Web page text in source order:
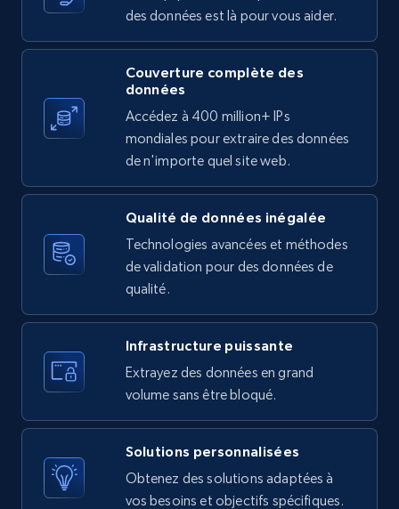
X (formerly Twitter) - Posts
ID, User posted, Name, Description, Date
posted, Photos, URL, Quoted post, and more.
1.2K+
X (formerly Twitter) - Posts - Collecting
Twitter posts URLs
posted, Photos, URL, Quoted post, and more.
10.3K+ 1.2K+ Essai gratuit
X (formerly Twitter) - Posts - Getting x
posts by array of profiles
des données est là pour vous aider.
Couverture complète des
données
Accédez à 400 million+ IPs
mondiales pour extraire des données
de n'importe quel site web.
Qualité de données inégalée
Technologies avancées et méthodes
de validation pour des données de
qualité.
Infrastructure puissante
Extrayez des données en grand
volume sans être bloqué.
Solutions personnalisées
Obtenez des solutions adaptées à
vos besoins et objectifs spécifiques.